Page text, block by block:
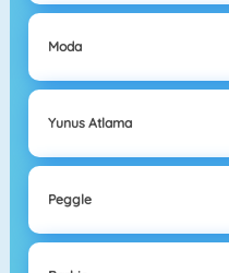
Moda
Yunus Atlama
Peggle